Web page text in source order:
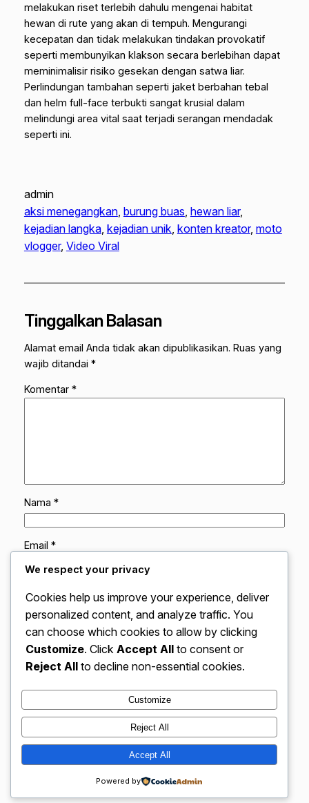
melakukan riset terlebih dahulu mengenai habitat
hewan di rute yang akan di tempuh. Mengurangi
kecepatan dan tidak melakukan tindakan provokatif
seperti membunyikan klakson secara berlebihan dapat
meminimalisir risiko gesekan dengan satwa liar.
Perlindungan tambahan seperti jaket berbahan tebal
dan helm full-face terbukti sangat krusial dalam
melindungi area vital saat terjadi serangan mendadak
seperti ini.
admin
aksi menegangkan, burung buas, hewan liar
kejadian langka, kejadian unik, konten kreator, moto
vlogger, Video Viral
Tinggalkan Balasan
Alamat email Anda tidak akan dipublikasikan. Ruas yang
wajib ditandai *
Komentar *
Nama *
Email *
Simpan nama, email, dan situs web saya pada
peramban ini untuk komentar saya berikutnya.
VidBloggerNation.com – Tips &
Trik Jadi Vlogger Sukses
Instagram
X
We respect your privacy
Cookies help us improve your experience, deliver
personalized content, and analyze traffic. You
can choose which cookies to allow by clicking
Customize. Click Accept All to consent or
Reject All to decline non-essential cookies.
Customize
Reject All
Accept All
Powered by